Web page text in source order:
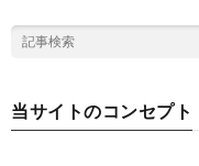
当サイトのコンセプト